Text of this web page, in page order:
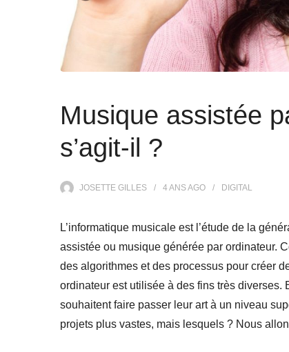
Musique assistée
s’agit-il ?
JOSETTE GILLES 4 ANSAGO DIGITAL
L’informatique musicale est l’étude de la
assistée ou musique générée par ordinateur.
des algorithmes et des processus pour créer
ordinateur est utilisée à des fins très diverses.
souhaitent faire passer leur art à un niveau
projets plus vastes, mais lesquels ? Nous